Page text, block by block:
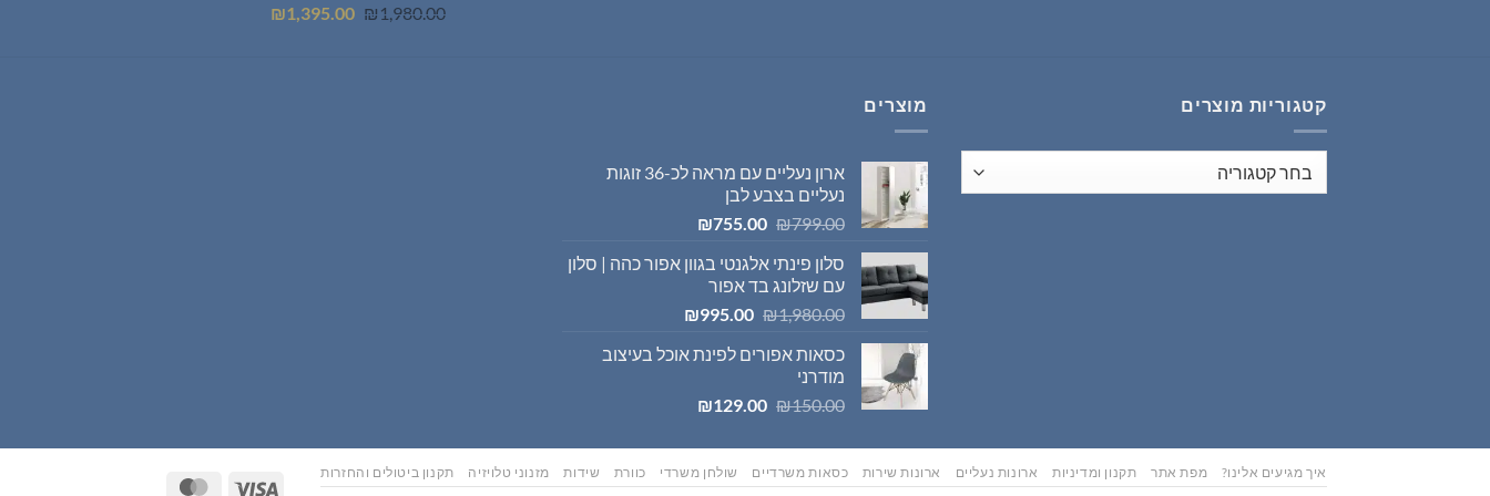
₪ 1,980.00
המחיר
₪1,395.00
המחיר
קטגוריות מוצרים
מוצרים
ארון נעליים עם מראה לכ-36 זוגות
נעליים בצבע לבן
₪799.00
המחיר
היה:
₪799.00.
₪755.00
המחיר
הוא:
סלון פינתי אלגנטי בגוון אפור כהה | סלון
עם שזלונג בד אפור
₪1,980.00
המחיר
היה:
₪995.00
המחיר
הוא:
כסאות אפורים לפינת אוכל בעיצוב
מודרני
₪150.00
המחיר
היה:
₪150.00.
₪129.00
המחיר
הוא:
₪129.00.
Visa
איך מגיעים אלינו? מפת אתר תקנון ומדיניות ארונות נעליים ארונות שירות כסאות משרדיים שולחן משרדי כוורת שידות מזנוני טלויזיה תקנון ביטולים והחזרות